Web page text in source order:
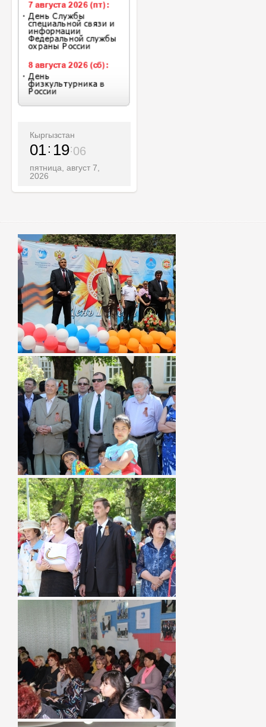
Кыргызстан
01 19 07
пятница, август 7,
2026